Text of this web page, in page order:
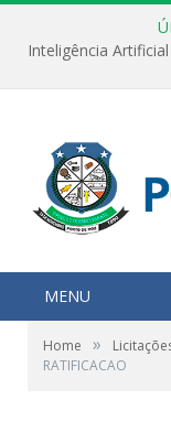
MENU
Home »
RATIFICACAO